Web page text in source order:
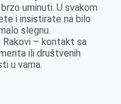
uminuti. U svakom
i insistirate na bilo
slegnu.
Rakovi – kontakt sa
ili društvenih
u vama.